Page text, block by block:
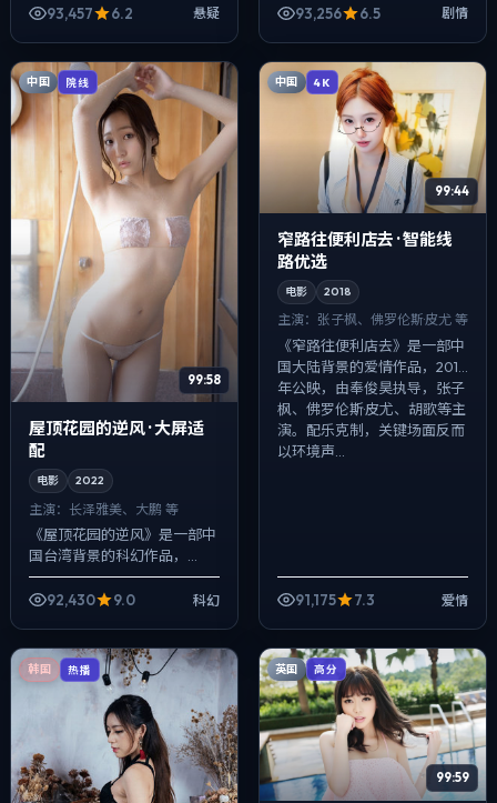
莫西·查拉梅、金高银等主演。
93,457 6.2 悬疑 93,256 6.5 剧情
中国 院线
99:58
屋顶花园的逆风 · 大屏适
配
电影 2022
主演： 长泽雅美、大鹏 等
《屋顶花园的逆风》是一部中
国台湾背景的科幻作品，
2022年公映，由克里斯托弗·
诺兰执导，长泽雅美、大鹏、
92,430 9.0 科幻
中国 4K
99:44
窄路往便利店去 · 智能线
路优选
电影 2018
主演： 张子枫、佛罗伦斯·皮尤 等
《窄路往便利店去》是一部中
国大陆背景的爱情作品，2018
年公映，由奉俊昊执导，张子
枫、佛罗伦斯·皮尤、胡歌等主
演。配乐克制，关键场面反而
以环境声...
91,175 7.3 爱情
韩国 热播 英国 高分
99:59